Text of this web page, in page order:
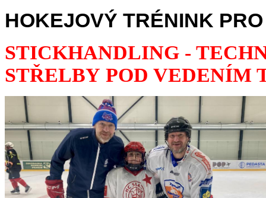
HOKEJOVÝ TRÉNINK
STICKHANDLING -
STŘELBY POD VEDENÍM